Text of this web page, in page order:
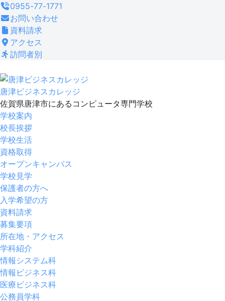
コ
ン
テ
ン
ツ
ス
キ
ッ
プ
0955-77-1771
お問い合わせ
資料請求
アクセス
訪問者別
唐津ビジネスカレッジ
佐賀県唐津市にあるコンピュータ専門学校
学校案内
校長挨拶
学校生活
資格取得
オープンキャンパス
学校見学
保護者の方へ
入学希望の方
資料請求
募集要項
所在地・アクセス
学科紹介
情報システム科
情報ビジネス科
医療ビジネス科
公務員学科